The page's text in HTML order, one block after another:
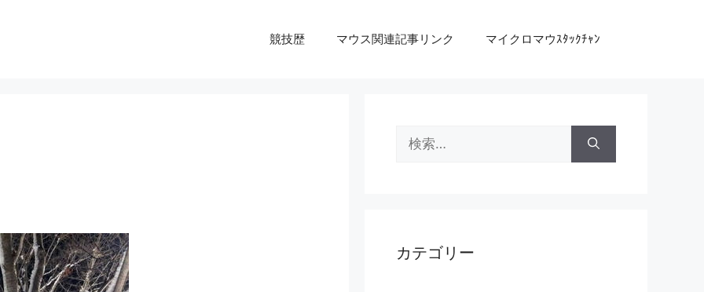
競技歴 マウス関連記事リンク マイクロマウｽﾀｯｸﾁｬﾝ
索:
カテゴリー